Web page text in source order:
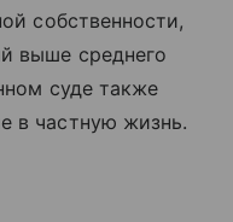
собственности,
выше среднего
суде также
в частную жизнь.